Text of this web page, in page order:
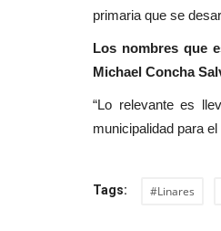
primaria que se
Los nombres que
Michael Concha
“Lo relevante es
municipalidad para
Tags: #Linares